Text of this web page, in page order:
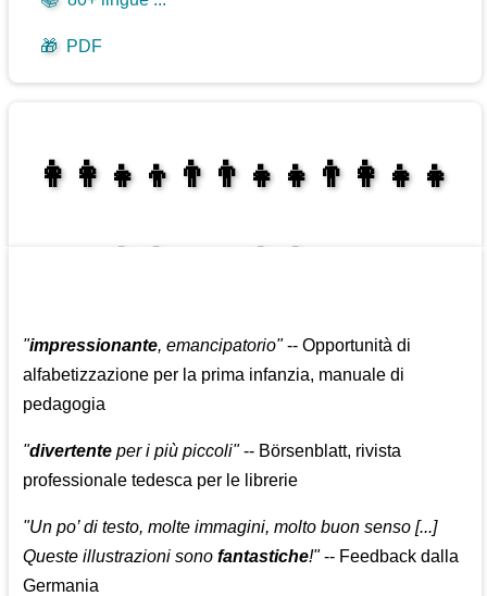
🎁 PDF
👩‍👩‍👧‍👦👨‍👨‍👧‍👧👨‍👩‍👧‍👧
"impressionante, emancipatorio"-- Opportunità di
alfabetizzazione per la prima infanzia, manuale di
pedagogia
"divertente per i più piccoli"-- Börsenblatt, rivista
professionale tedesca per le librerie
"Un po’ di testo, molte immagini, molto buon senso [...]
Queste illustrazioni sonofantastiche!"-- Feedback dalla
Germania